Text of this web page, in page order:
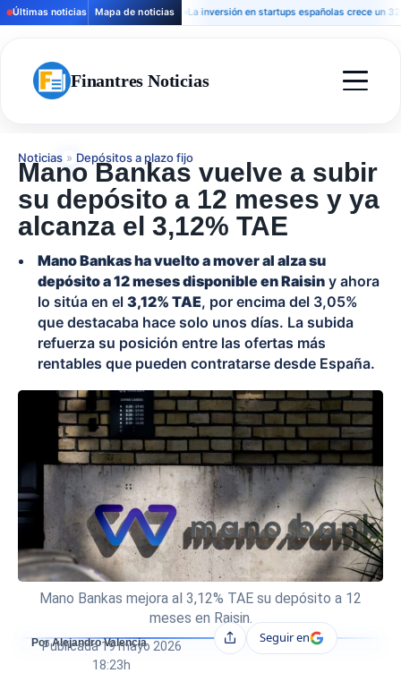
Últimas noticias Mapa de noticiasLa inversión en startups españolas crece un 32% y
Finantres Noticias
Noticias » Depósitos a plazo fijo
Mano Bankas vuelve a subir
su depósito a 12 meses y ya
alcanza el 3,12% TAE
Mano Bankas ha vuelto a mover al alza su
depósito a 12 meses disponible en Raisin y ahora
lo sitúa en el 3,12% TAE, por encima del 3,05%
que destacaba hace solo unos días. La subida
refuerza su posición entre las ofertas más
rentables que pueden contratarse desde España.
Mano Bankas mejora al 3,12% TAE su depósito a 12
meses en Raisin.
Por Alejandro Valencia
Publicada19 mayo 2026
18:23h
CompartirSeguir en